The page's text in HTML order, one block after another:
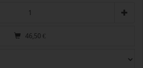
46,50 €